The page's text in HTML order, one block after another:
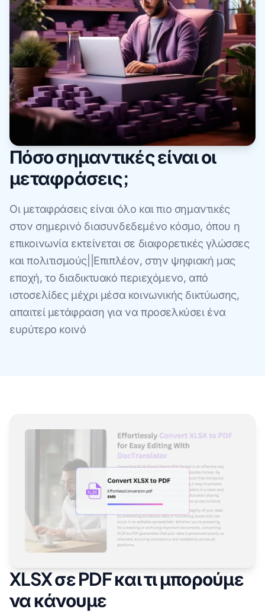
Πόσο σημαντικές είναι οι
μεταφράσεις;
Οι μεταφράσεις είναι όλο και πιο σημαντικές
στον σημερινό διασυνδεδεμένο κόσμο, όπου η
επικοινωνία εκτείνεται σε διαφορετικές γλώσσες
και πολιτισμούς||Επιπλέον, στην ψηφιακή μας
εποχή, το διαδικτυακό περιεχόμενο, από
ιστοσελίδες μέχρι μέσα κοινωνικής δικτύωσης,
απαιτεί μετάφραση για να προσελκύσει ένα
ευρύτερο κοινό
XLSX σε PDF και τι μπορούμε
να κάνουμε